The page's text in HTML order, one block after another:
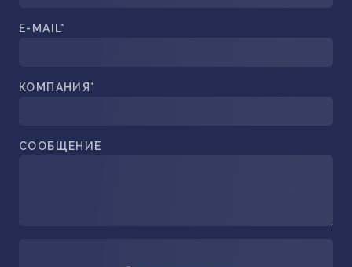
E-MAIL*
КОМПАНИЯ*
СООБЩЕНИЕ